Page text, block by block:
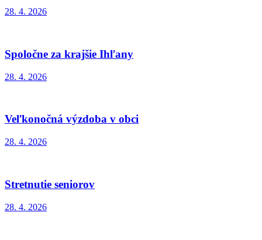
28. 4. 2026
Spoločne za krajšie Ihľany
28. 4. 2026
Veľkonočná výzdoba v obci
28. 4. 2026
Stretnutie seniorov
28. 4. 2026